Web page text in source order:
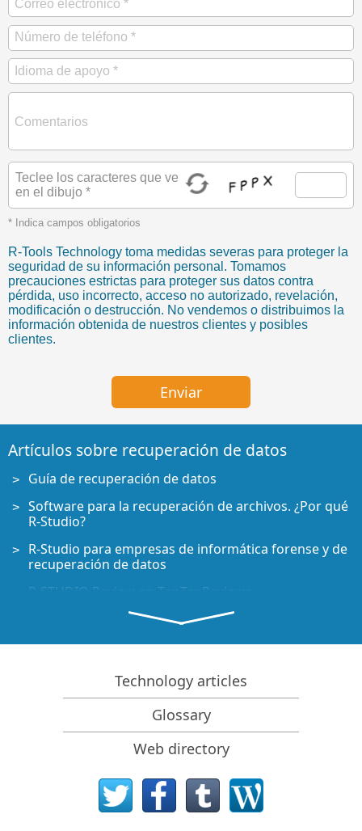
Teclee los caracteres que ve
en el dibujo *
* Indica campos obligatorios
R-Tools Technology toma medidas severas para proteger la
seguridad de su información personal. Tomamos
precauciones estrictas para proteger sus datos contra
pérdida, uso incorrecto, acceso no autorizado, revelación,
modificación o destrucción. No vendemos o distribuimos la
información obtenida de nuestros clientes y posibles
clientes.
Artículos sobre recuperación de datos
Guía de recuperación de datos
Software para la recuperación de archivos. ¿Por qué
R-Studio?
R-Studio para empresas de informática forense y de
recuperación de datos
R-STUDIO Review on TopTenReviews
Opciones para recuperar archivos de discos SSD
Cómo recuperar datos de dispositivos NVMe
Predecir el éxito en casos comunes de recuperación
Recuperación de datos sobrescritos
Recuperación de archivos de emergencia utilizando
R-Studio Emergency
Ejemplo de recuperación de RAID
R-Studio: recuperación de datos de un ordenador
Technology articles
Glossary
Web directory